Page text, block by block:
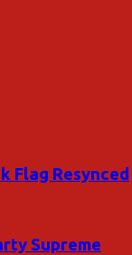
Flag Resynced
Supreme